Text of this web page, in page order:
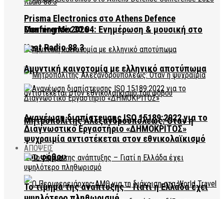
Morning Mix 30.04: Ενημέρωση & μουσική στο
Heat Radio 88.3
Μητροπολίτης Αλεξανδρουπόλεως: Όταν η
ψυχραιμία αντιστέκεται στον εθνικολαϊκισμό
του φόβου
Prisma Electronics στο Athens Defence
Conference 2026
Αμυντική καινοτομία με ελληνικό αποτύπωμα
Ανανέωση διαπίστευσης ISO 15189:2022 για το
Διαγνωστικό Εργαστήριο «ΔΗΜΟΚΡΙΤΟΣ»
ΑΠΟΨΕΙΣ
Το τίμημα της ανάπτυξης – Γιατί η Ελλάδα έχει